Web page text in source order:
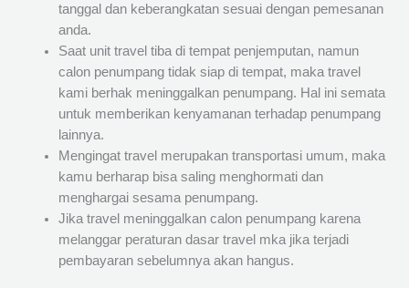
tanggal dan keberangkatan sesuai dengan pemesanan
anda.
Saat unit travel tiba di tempat penjemputan, namun
calon penumpang tidak siap di tempat, maka travel
kami berhak meninggalkan penumpang. Hal ini semata
untuk memberikan kenyamanan terhadap penumpang
lainnya.
Mengingat travel merupakan transportasi umum, maka
kamu berharap bisa saling menghormati dan
menghargai sesama penumpang.
Jika travel meninggalkan calon penumpang karena
melanggar peraturan dasar travel mka jika terjadi
pembayaran sebelumnya akan hangus.